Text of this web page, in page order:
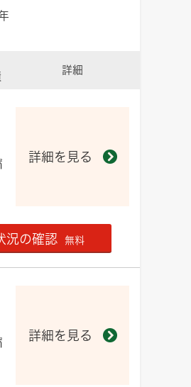
詳細
詳細を見る
況の確認 無料
詳細を見る